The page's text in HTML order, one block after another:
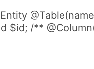
$id; /**